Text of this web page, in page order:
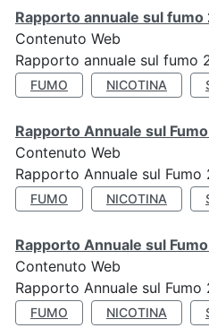
Rapporto annuale sul fumo
Contenuto Web
Rapporto annuale sul fumo
FUMO NICOTINA
Rapporto Annuale sul
Contenuto Web
Rapporto Annuale sul Fumo
FUMO NICOTINA
Rapporto Annuale sul
Contenuto Web
Rapporto Annuale sul Fumo
FUMO NICOTINA